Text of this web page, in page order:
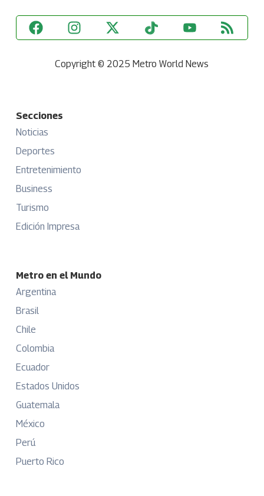
Copyright © 2025 Metro World News
Secciones
Noticias
Deportes
Entretenimiento
Business
Turismo
Edición Impresa
Metro en el Mundo
Argentina
Brasil
Chile
Colombia
Ecuador
Estados Unidos
Guatemala
México
Perú
Puerto Rico